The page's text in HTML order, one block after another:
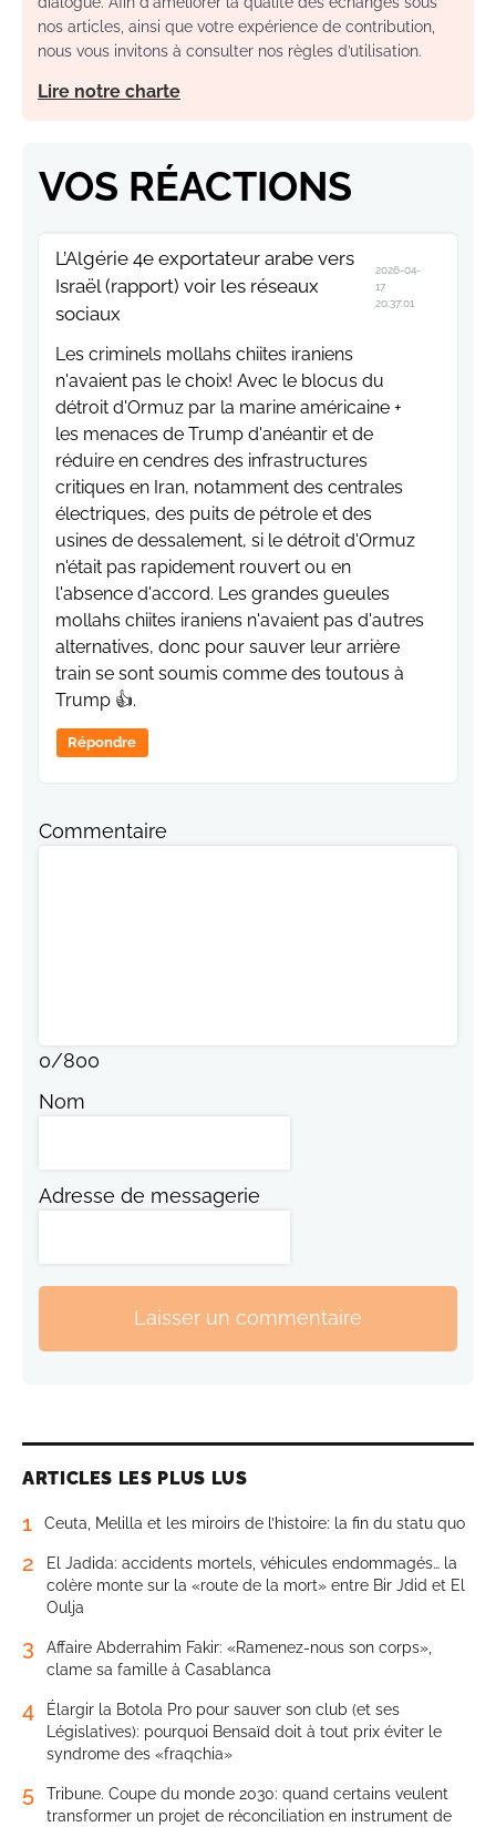
nos articles, ainsi que votre expérience de contribution,
nous vous invitons à consulter nos règles d’utilisation.
Lire notre charte
VOS RÉACTIONS
L’Algérie 4e exportateur arabe vers
Israël (rapport) voir les réseaux
sociaux
2026-04-
17
20:37:01
Les criminels mollahs chiites iraniens
n'avaient pas le choix! Avec le blocus du
détroit d'Ormuz par la marine américaine +
les menaces de Trump d'anéantir et de
réduire en cendres des infrastructures
critiques en Iran, notamment des centrales
électriques, des puits de pétrole et des
usines de dessalement, si le détroit d'Ormuz
n'était pas rapidement rouvert ou en
l'absence d'accord. Les grandes gueules
mollahs chiites iraniens n'avaient pas d'autres
alternatives, donc pour sauver leur arrière
train se sont soumis comme des toutous à
Trump 👍.
Répondre
Commentaire
0/800
Nom
Adresse de messagerie
Laisser un commentaire
ARTICLES LES PLUS LUS
1 Ceuta, Melilla et les miroirs de l’histoire: la fin du statu quo
2
El Jadida: accidents mortels, véhicules endommagés… la
colère monte sur la «route de la mort» entre Bir Jdid et El
Oulja
3
Affaire Abderrahim Fakir: «Ramenez-nous son corps»,
clame sa famille à Casablanca
4
Élargir la Botola Pro pour sauver son club (et ses
Législatives): pourquoi Bensaïd doit à tout prix éviter le
syndrome des «fraqchia»
5
Tribune. Coupe du monde 2030: quand certains veulent
transformer un projet de réconciliation en instrument de